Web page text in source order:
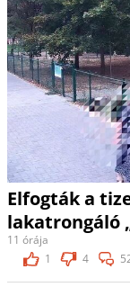
Elfogták a
lakatrongáló
11 órája
1
4